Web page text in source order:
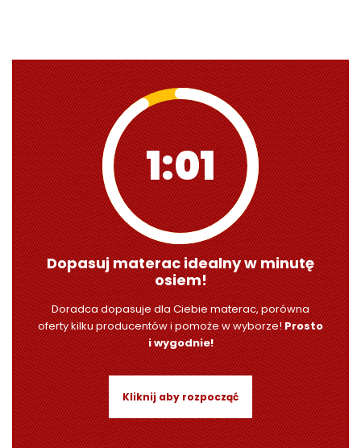
1:00
Dopasuj materac idealny w minutę
osiem!
Doradca dopasuje dla Ciebie materac, porówna
oferty kilku producentów i pomoże w wyborze!Prosto
i wygodnie!
Kliknij aby rozpocząć